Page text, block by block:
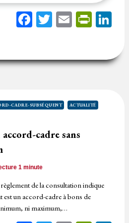
Facebook
Twitter
Email
CADRE-SUBSÉQUENT
ACTUALITÉ
cadre sans
1 minute
règlement de la consultation indique
est un accord-cadre à bons de
ni maximum,…